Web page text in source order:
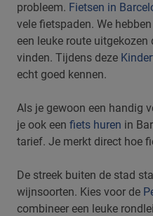
probleem. Fietsen in
vele fietspaden. We
een leuke route
vinden. Tijdens deze
echt goed kennen.
Als je gewoon een handig
je ook een fiets huren in
tarief. Je merkt direct hoe
De streek buiten de stad
wijnsoorten. Kies voor de
combineer een leuke